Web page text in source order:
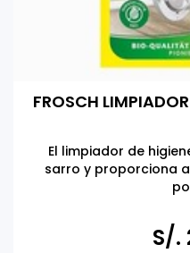
FROSCH
El limpiador de
sarro y proporciona
Hecho
S/.